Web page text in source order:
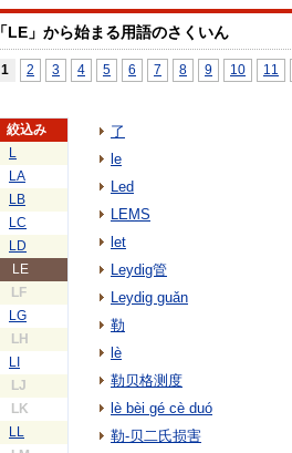
「LE」から始まる用語のさくいん
1 2 3 4 5 6 7 8 9 10 11
絞込み
L
LA
LB
LC
LD
LE
LF
LG
LH
LI
LJ
LK
LL
了
le
Led
LEMS
let
Leydig管
Leydig guǎn
勒
lè
勒贝格测度
lè bèi gé cè duó
勒-贝二氏损害